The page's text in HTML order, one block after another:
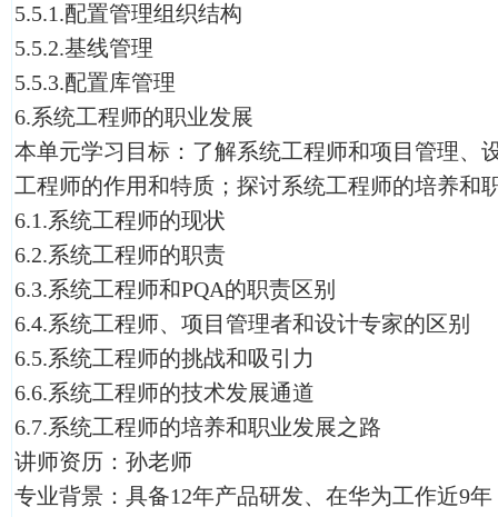
5.5.1.配置管理组织结构
5.5.2.基线管理
5.5.3.配置库管理
6.系统工程师的职业发展
本单元学习目标：了解系统工程师和项目管理、
工程师的作用和特质；探讨系统工程师的培养和
6.1.系统工程师的现状
6.2.系统工程师的职责
6.3.系统工程师和PQA的职责区别
6.4.系统工程师、项目管理者和设计专家的区别
6.5.系统工程师的挑战和吸引力
6.6.系统工程师的技术发展通道
6.7.系统工程师的培养和职业发展之路
讲师资历：孙老师
专业背景：具备12年产品研发、在华为工作近9